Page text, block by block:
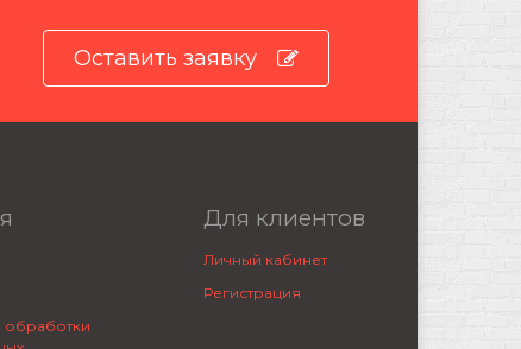
Оставить заявку
обработки
Для клиентов
Личный кабинет
Регистрация